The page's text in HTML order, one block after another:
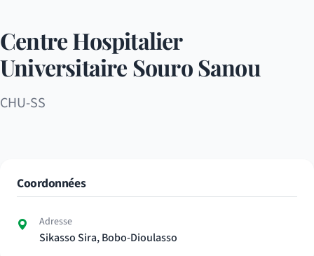
Centre Hospitalier
Universitaire Souro Sanou
CHU-SS
Coordonnées
Adresse
Sikasso Sira, Bobo-Dioulasso